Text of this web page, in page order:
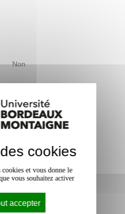
Non
cookies
et vous donne le
vous souhaitez activer
accepter